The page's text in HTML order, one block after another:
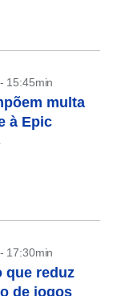
15:45min
multa
à Epic
17:30min
que reduz
de jogos